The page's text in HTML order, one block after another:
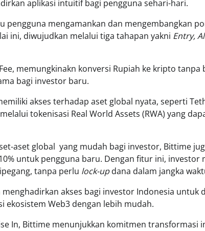
aplikasi intuitif bagi pengguna sehari-hari.
pengguna mengamankan dan mengembangkan
ini, diwujudkan melalui tiga tahapan yakni Entry,
memungkinakn konversi Rupiah ke kripto tanpa
bagi investor baru.
akses terhadap aset global nyata, seperti
tokenisasi Real World Assets (RWA) yang
aset global yang mudah bagi investor, Bittime
untuk pengguna baru. Dengan fitur ini, investor
tanpa perlu lock-updana dalam jangka
akses bagi investor Indonesia untuk
Web3 dengan lebih mudah.
In, Bittime menunjukkan komitmen transformasi